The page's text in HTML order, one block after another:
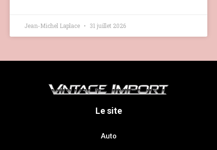
Jean-Michel Laplace 31 juillet 2026
Le site
Auto